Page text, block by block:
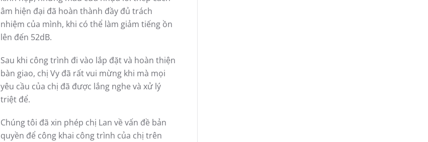
âm hiện đại đã hoàn thành đầy đủ trách
nhiệm của mình, khi có thể làm giảm tiếng ồn
lên đến 52dB.
Sau khi công trình đi vào lắp đặt và hoàn thiện
bàn giao, chị Vy đã rất vui mừng khi mà mọi
yêu cầu của chị đã được lắng nghe và xử lý
triệt để.
Chúng tôi đã xin phép chị Lan về vấn đề bản
quyền để công khai công trình của chị trên